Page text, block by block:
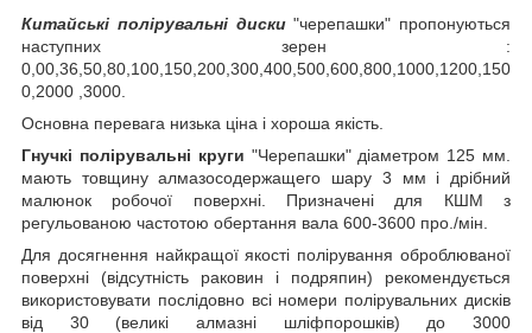
Китайські полірувальні диски"черепашки" пропонуються
наступних зерен :
0,00,36,50,80,100,150,200,300,400,500,600,800,1000,1200,150
0,2000 ,3000.
Основна перевага низька ціна і хороша якість.
Гнучкі полірувальні круги "Черепашки" діаметром 125 мм.
мають товщину алмазосодержащего шару 3 мм і дрібний
малюнок робочої поверхні. Призначені для КШМ з
регульованою частотою обертання вала 600-3600 про./мін.
Для досягнення найкращої якості полірування оброблюваної
поверхні (відсутність раковин і подряпин) рекомендується
використовувати послідовно всі номери полірувальних дисків
від 30 (великі алмазні шліфпорошків) до 3000